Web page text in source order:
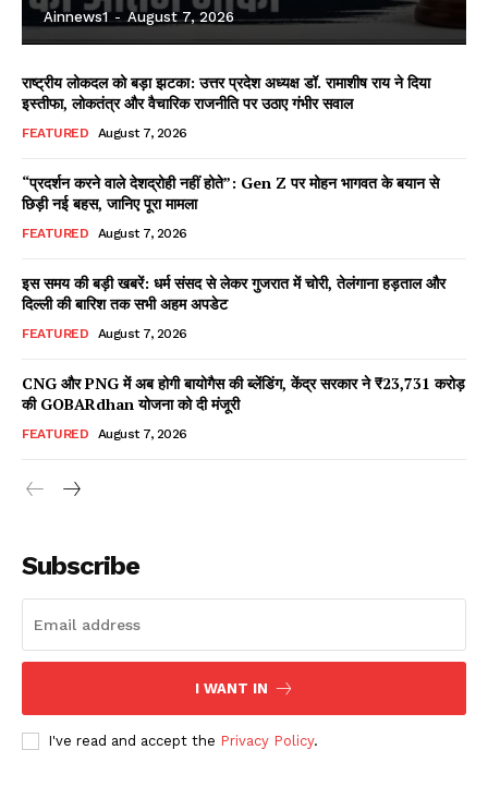
Facebook
X WhatsApp
Share
Read Latest News on AIN
Ainnews1 - August 7, 2026
राष्ट्रीय लोकदल को बड़ा झटका: उत्तर प्रदेश अध्यक्ष डॉ. रामाशीष राय ने दिया
इस्तीफा, लोकतंत्र और वैचारिक राजनीति पर उठाए गंभीर सवाल
FEATURED August 7, 2026
“प्रदर्शन करने वाले देशद्रोही नहीं होते”: Gen Z पर मोहन भागवत के बयान से
छिड़ी नई बहस, जानिए पूरा मामला
FEATURED August 7, 2026
इस समय की बड़ी खबरें: धर्म संसद से लेकर गुजरात में चोरी, तेलंगाना हड़ताल और
दिल्ली की बारिश तक सभी अहम अपडेट
FEATURED August 7, 2026
CNG और PNG में अब होगी बायोगैस की ब्लेंडिंग, केंद्र सरकार ने ₹23,731 करोड़
की GOBARdhan योजना को दी मंजूरी
FEATURED August 7, 2026
Subscribe
I WANT IN
I've read and accept the Privacy Policy.